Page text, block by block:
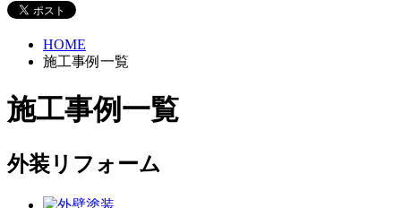
HOME
施工事例一覧
施工事例一覧
外装リフォーム